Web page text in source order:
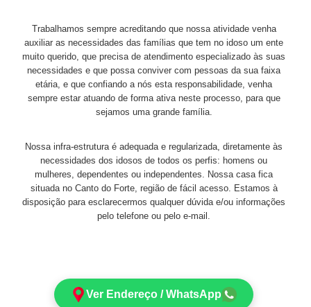
Trabalhamos sempre acreditando que nossa atividade venha
auxiliar as necessidades das famílias que tem no idoso um ente
muito querido, que precisa de atendimento especializado às suas
necessidades e que possa conviver com pessoas da sua faixa
etária, e que confiando a nós esta responsabilidade, venha
sempre estar atuando de forma ativa neste processo, para que
sejamos uma grande família.
Nossa infra-estrutura é adequada e regularizada, diretamente às
necessidades dos idosos de todos os perfis: homens ou
mulheres, dependentes ou independentes. Nossa casa fica
situada no Canto do Forte, região de fácil acesso. Estamos à
disposição para esclarecermos qualquer dúvida e/ou informações
pelo telefone ou pelo e-mail.
Ver Endereço / WhatsApp